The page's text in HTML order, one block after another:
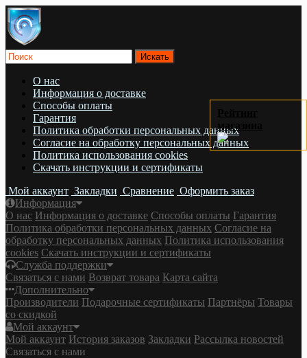
О нас
Информация о доставке
Cпособы оплаты
Гарантия
Политика обработки персональных данных
Согласие на обработку персональных данных
Политика использования cookies
Скачать инструкции и сертификаты
Мой аккаунт Закладки Сравнение Оформить заказ
Информация
О нас Информация о доставке Cпособы оплаты Гарантия
Политика обработки персональных данных Согласие на
обработку персональных данных Политика использования
cookies Скачать инструкции и сертификаты
Служба поддержки
Связаться с нами Возврат товара Карта сайта
Дополнительно
Производители Подарочные сертификаты Партнёры Товары
со скидкой
Мой аккаунт
Мой аккаунт История заказов Закладки Рассылка новостей
Связаться с нами